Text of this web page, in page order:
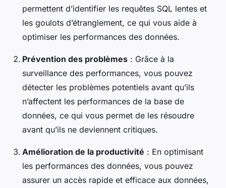
permettent d’identifier les requêtes SQL lentes et
les goulots d’étranglement, ce qui vous aide à
optimiser les performances des données.
Prévention des problèmes : Grâce à la
surveillance des performances, vous pouvez
détecter les problèmes potentiels avant qu’ils
n’affectent les performances de la base de
données, ce qui vous permet de les résoudre
avant qu’ils ne deviennent critiques.
Amélioration de la productivité : En optimisant
les performances des données, vous pouvez
assurer un accès rapide et efficace aux données,